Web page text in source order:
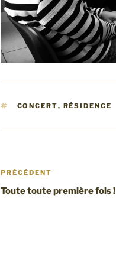
ÉTIQUETTES
CONCERT, RÉSIDENCE
Navigation
de
Article
précédent
PRÉCÉDENT
Toute toute première fois !